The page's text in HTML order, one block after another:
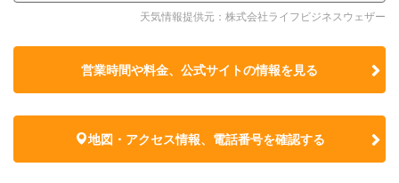
天気情報提供元：株式会社ライフビジネスウェザー
営業時間や料金、公式サイトの情報を見る
地図・アクセス情報、電話番号を確認する